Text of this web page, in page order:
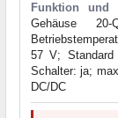
Funktion und
Gehäuse
57 V; Standard
Schalter: ja;
DC/DC